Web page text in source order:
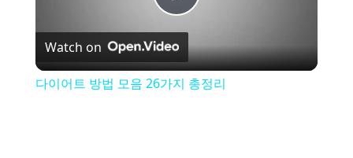
P
l
Watch on
다이어트 방법 모음 26가지 총정리